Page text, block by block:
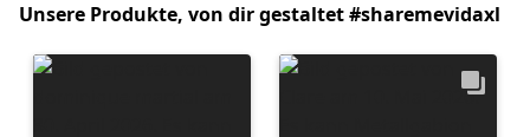
Unsere Produkte, von dir gestaltet #sharemevidaxl